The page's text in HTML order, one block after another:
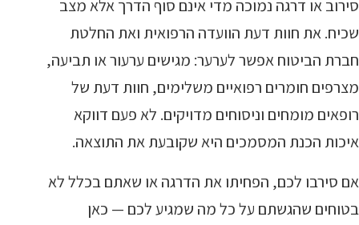
סירוב או דרגה נמוכה מדי אינם סוף הדרך אלא מצב
שכיח. את חוות דעת הוועדה הרפואית ואת החלטת
חברת הביטוח אפשר לערער: מגישים ערעור או תביעה,
מצרפים חומרים רפואיים משלימים, חוות דעת של
רופאים מומחים וניסוחים מדויקים. לא פעם דווקא
איכות הכנת המסמכים היא שקובעת את התוצאה.
אם סירבו לכם, הפחיתו את הדרגה או שאתם בכלל לא
בטוחים שהגשתם על כל מה שמגיע לכם — כאן